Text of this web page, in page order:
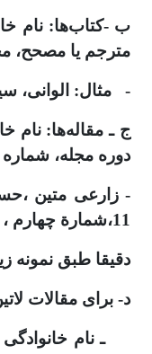
ب -کتاب‌ها: نام
مترجم یا مصحح،
- مثال: الوانی، سید
ج ـ مقاله‌‌ها: نام
دوره مجله،
- زارعی متین ،حسن؛ مقیمی،
11،شمارة چهارم ، صفحات 5-31.
دقیقا طبق نمونه
د- برای مقالات
ـ نام خانوادگی